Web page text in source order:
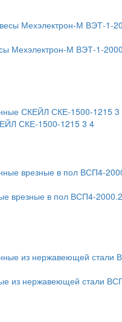
Мехэлектрон-М ВЭТ-1-
СКЕ-1500-1215 3 4
врезные в пол ВСП4-
из нержавеющей стали